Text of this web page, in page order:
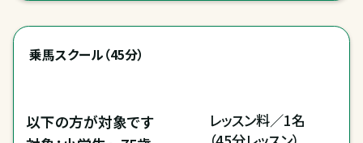
乗馬スクール（45分）
以下の方が対象です
レッスン料／1名